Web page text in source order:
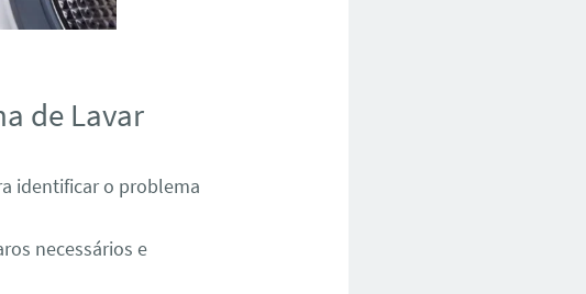
de Lavar
identificar o problema
necessários e